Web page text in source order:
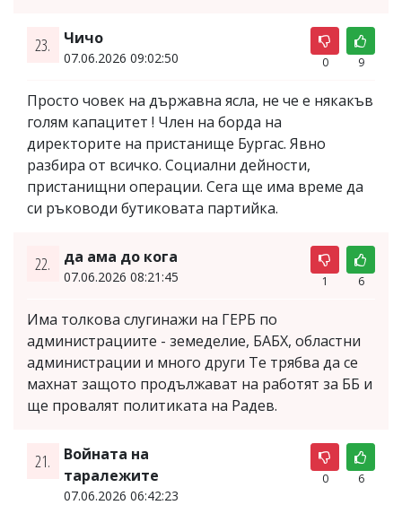
23. Чичо
07.06.2026 09:02:50 0 9
Просто човек на държавна ясла, не че е някакъв
голям капацитет ! Член на борда на
директорите на пристанище Бургас. Явно
разбира от всичко. Социални дейности,
пристанищни операции. Сега ще има време да
си ръководи бутиковата партийка.
22. да ама до кога
07.06.2026 08:21:45 1 6
Има толкова слугинажи на ГЕРБ по
администрациите - земеделие, БАБХ, областни
администрации и много други Те трябва да се
махнат защото продължават на работят за ББ и
ще провалят политиката на Радев.
21.
Войната на
таралежите
07.06.2026 06:42:23
0 6